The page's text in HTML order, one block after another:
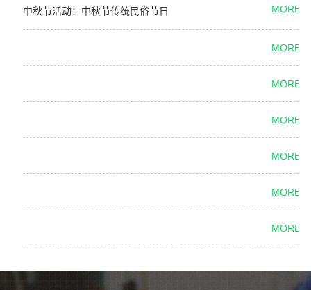
中秋节活动：中秋节传统民俗节日 MORE +
MORE +
MORE +
MORE +
MORE +
MORE +
MORE +